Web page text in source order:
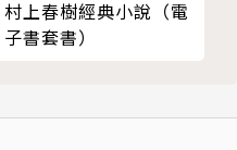
專職作家、編劇。
村上春樹經典小說（電
子書套書）